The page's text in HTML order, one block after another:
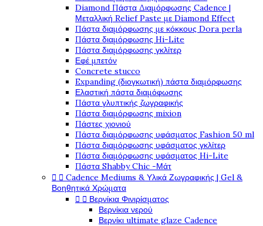
Diamond Πάστα Διαμόρφωσης Cadence |
Μεταλλική Relief Paste με Diamond Effect
Πάστα διαμόρφωσης με κόκκους Dora perla
Πάστα διαμόρφωσης Hi-Lite
Πάστα διαμόρφωσης γκλίτερ
Εφέ μπετόν
Concrete stucco
Expanding (διογκωτική) πάστα διαμόρφωσης
Ελαστική πάστα διαμόφωσης
Πάστα γλυπτικής ζωγραφικής
Πάστα διαμόρφωσης mixion
Πάστες χιονιού
Πάστα διαμόρφωσης υφάσματος Fashion 50 ml
Πάστα διαμόρφωσης υφάσματος γκλίτερ
Πάστα διαμόρφωσης υφάσματος Hi-Lite
Πάστα Shabby Chic -Μάτ
  Cadence Mediums & Υλικά Ζωγραφικής | Gel &
Βοηθητικά Χρώματα
  Βερνίκια Φινιρίσματος
Βερνίκια νερού
Βερνίκι ultimate glaze Cadence